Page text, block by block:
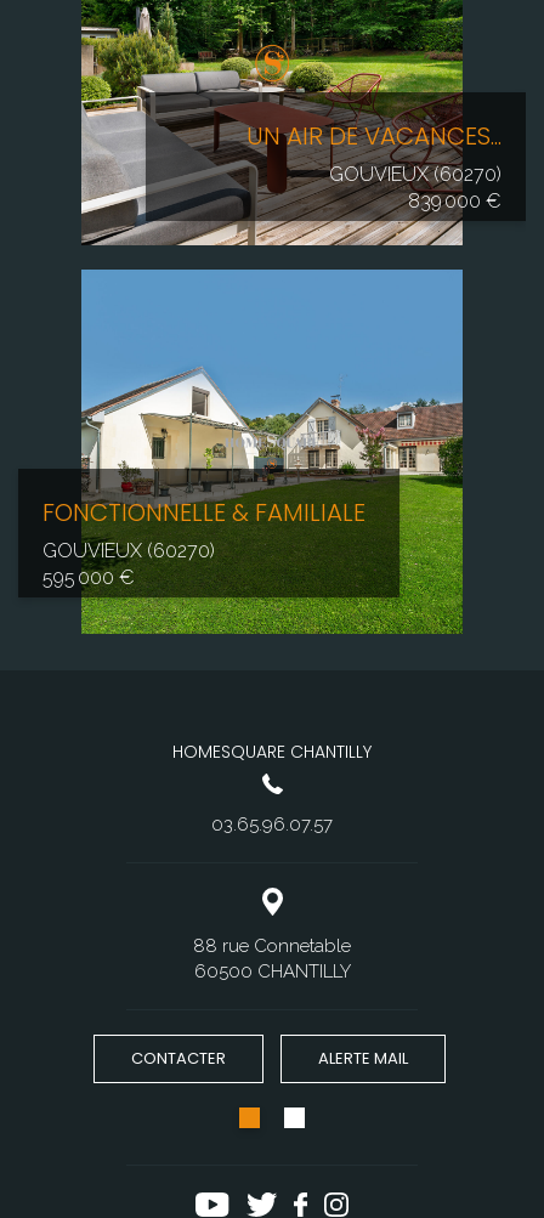
UN AIR DE VACANCES...
GOUVIEUX (60270)
839 000 €
FONCTIONNELLE & FAMILIALE
GOUVIEUX (60270)
595 000 €
HOMESQUARE CHANTILLY
03.65.96.07.57
88 rue Connetable
60500 CHANTILLY
CONTACTER ALERTE MAIL